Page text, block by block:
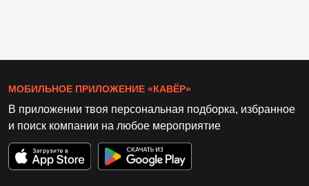
МОБИЛЬНОЕ ПРИЛОЖЕНИЕ «КАВЁР»
В приложении твоя персональная подборка, избранное
и поиск компании на любое мероприятие